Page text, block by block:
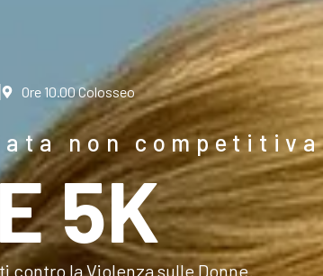
Ore 10.00 Colosseo
non competitiva
5K
contro la Violenza sulle Donne.